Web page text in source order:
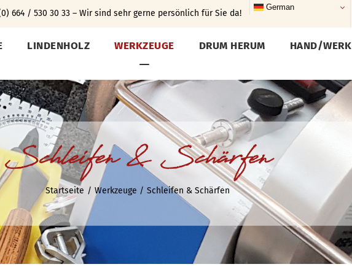
664 / 530 30 33 – Wir sind sehr gerne persönlich für Sie da!
German
LINDENHOLZ WERKZEUGE DRUM HERUM HAND/WERK
Schleifen & Schärfen
Startseite Werkzeuge Schleifen & Schärfen